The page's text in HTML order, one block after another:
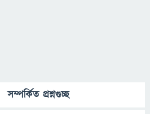
সম্পর্কিত প্রশ্নগুচ্ছ